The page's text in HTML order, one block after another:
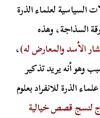
السياسية لعلماء الذرة
السذاجة، وهذه
الأسد والمعارض له)،
وهو أنه يريد تذكير
الذرة للانفراد بعلوم
لنسج قصص خيالية